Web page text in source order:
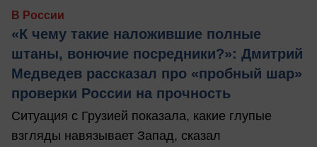
В России
«К чему такие наложившие полные
штаны, вонючие посредники?»: Дмитрий
Медведев рассказал про «пробный шар»
проверки России на прочность
Ситуация с Грузией показала, какие глупые
взгляды навязывает Запад, сказал